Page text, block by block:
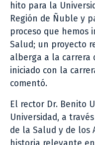
hito para la
Región de Ñuble y
proceso que hemos
Salud; un proyecto
alberga a la carrera
iniciado con la
comentó.
El rector Dr. Benito
Universidad, a
de la Salud y de los